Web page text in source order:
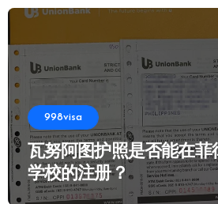
998visa
瓦努阿图护照是否能在菲
学校的注册？